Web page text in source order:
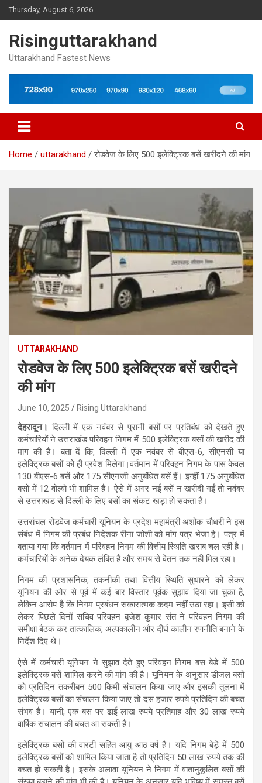
Skip
to
Thursday, August 6, 2026
Risinguttarakhand
Uttarakhand Fastest News
Home uttarakhand रोडवेज के लिए 500 इलेक्ट्रिक बसें खरीदने की मांग
UTTARAKHAND
रोडवेज के लिए 500 इलेक्ट्रिक बसें खरीदने
की मांग
June 10, 2025 Rising Uttarakhand
देहरादून।दिल्ली में एक नवंबर से पुरानी बसों पर प्रतिबंध को देखते हुए
कर्मचारियों ने उत्तराखंड परिवहन निगम में 500 इलेक्ट्रिक बसों की खरीद की
मांग की है। बता दें कि, दिल्ली में एक नवंबर से बीएस-6, सीएनसी या
इलेक्ट्रिक बसों को ही प्रवेश मिलेगा।वर्तमान में परिवहन निगम के पास केवल
130 बीएस-6 बसें और 175 सीएनजी अनुबंधित बसें हैं। इन्हीं 175 अनुबंधित
बसों में 12 वोल्वो भी शामिल हैं। ऐसे में अगर नई बसें न खरीदी गईं तो नवंबर
से उत्तराखंड से दिल्ली के लिए बसों का संकट खड़ा हो सकता है।
उत्तरांचल रोडवेज कर्मचारी यूनियन के प्रदेश महामंत्री अशोक चौधरी ने इस
संबंध में निगम की प्रबंध निदेशक रीना जोशी को मांग पत्र भेजा है। पत्र में
बताया गया कि वर्तमान में परिवहन निगम की वित्तीय स्थिति खराब चल रही है।
कर्मचारियों के अनेक देयक लंबित हैं और समय से वेतन तक नहीं मिल रहा।
निगम की प्रशासनिक, तकनीकी तथा वित्तीय स्थिति सुधारने को लेकर
यूनियन की ओर से पूर्व में कई बार विस्तार पूर्वक सुझाव दिया जा चुका है,
लेकिन आरोप है कि निगम प्रबंधन सकारात्मक कदम नहीं उठा रहा। इसी को
लेकर पिछले दिनों सचिव परिवहन बृजेश कुमार संत ने परिवहन निगम की
समीक्षा बैठक कर तात्कालिक, अल्पकालीन और दीर्घ कालीन रणनीति बनाने के
निर्देश दिए थे।
ऐसे में कर्मचारी यूनियन ने सुझाव देते हुए परिवहन निगम बस बेडे में 500
इलेक्ट्रिक बसें शामिल करने की मांग की है। यूनियन के अनुसार डीजल बसों
को प्रतिदिन तकरीबन 500 किमी संचालन किया जाए और इसकी तुलना में
इलेक्ट्रिक बसों का संचालन किया जाए तो दस हजार रुपये प्रतिदिन की बचत
संभव है। यानी, एक बस पर ढाई लाख रुपये प्रतिमाह और 30 लाख रुपये
वार्षिक संचालन की बचत आ सकती है।
इलेक्ट्रिक बसों की वारंटी सहित आयु आठ वर्ष है। यदि निगम बेड़े में 500
इलेक्ट्रिक बसों को शामिल किया जाता है तो प्रतिदिन 50 लाख रुपये तक की
बचत हो सकती है। इसके अलावा यूनियन ने निगम में वातानुकूलित बसों की